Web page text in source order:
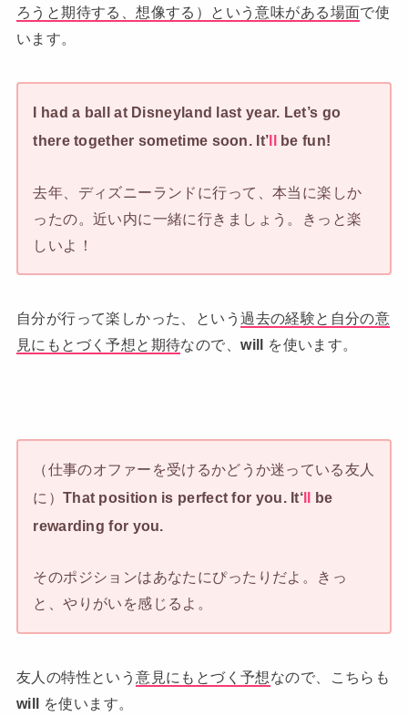
ろうと期待する、想像する）という意味がある場面で使
います。
I had a ball at Disneyland last year. Let’s go
there together sometime soon. It’
be fun!
去年、ディズニーランドに行って、本当に楽しか
ったの。近い内に一緒に行きましょう。きっと楽
しいよ！
自分が行って楽しかった、という過去の経験と自分の意
見にもとづく予想と期待なので、will を使います。
（仕事のオファーを受けるかどうか迷っている友人
に） That position is perfect for you. It‘ll be
rewarding for you.
そのポジションはあなたにぴったりだよ。きっ
と、やりがいを感じるよ。
友人の特性という意見にもとづく予想なので、こちらも
will を使います。